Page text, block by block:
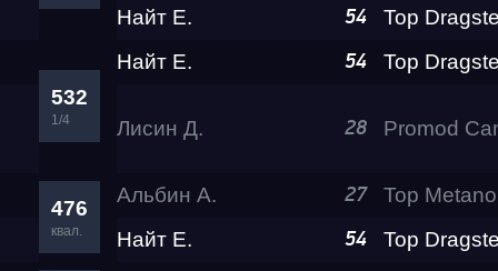
Найт Е. 54
532
1/4
Найт Е. 54
Лисин Д. 28
476
квал.
Альбин А. 27
Найт Е. 54